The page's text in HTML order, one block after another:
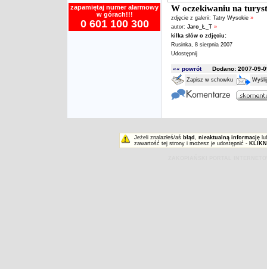
zapamiętaj numer alarmowy
w górach!!!
0 601 100 300
W oczekiwaniu na
zdjęcie z galerii: Tatry Wysokie »
autor: Jaro_Ł_T »
kilka słów o zdjęciu:
Rusinka, 8 sierpnia 2007
Udostępnij
«« powrótDodano: 2007-09-
Zapisz w schowku
Jeżeli znalazłeś/aś błąd , nieaktualną informację
zawartość tej strony i możesz je udostępnić -